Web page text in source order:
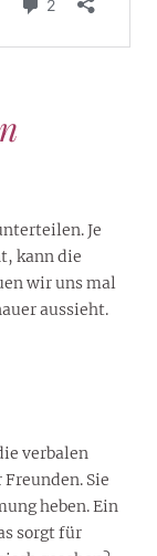
Je
kann die
wir uns mal
aussieht.
verbalen
Sie
heben. Ein
sorgt für